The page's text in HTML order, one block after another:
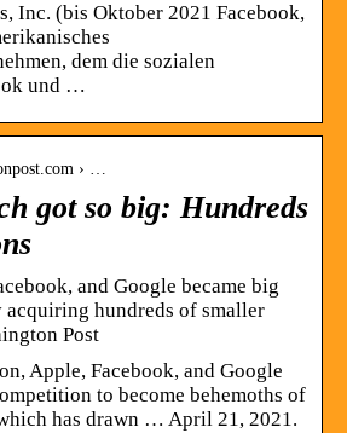
Inc. (bis Oktober 2021 Facebook,
dem die sozialen
und …
› …
got so big: Hundreds
and Google became big
acquiring hundreds of smaller
Post
Apple, Facebook, and Google
to become behemoths of
has drawn … April 21, 2021.